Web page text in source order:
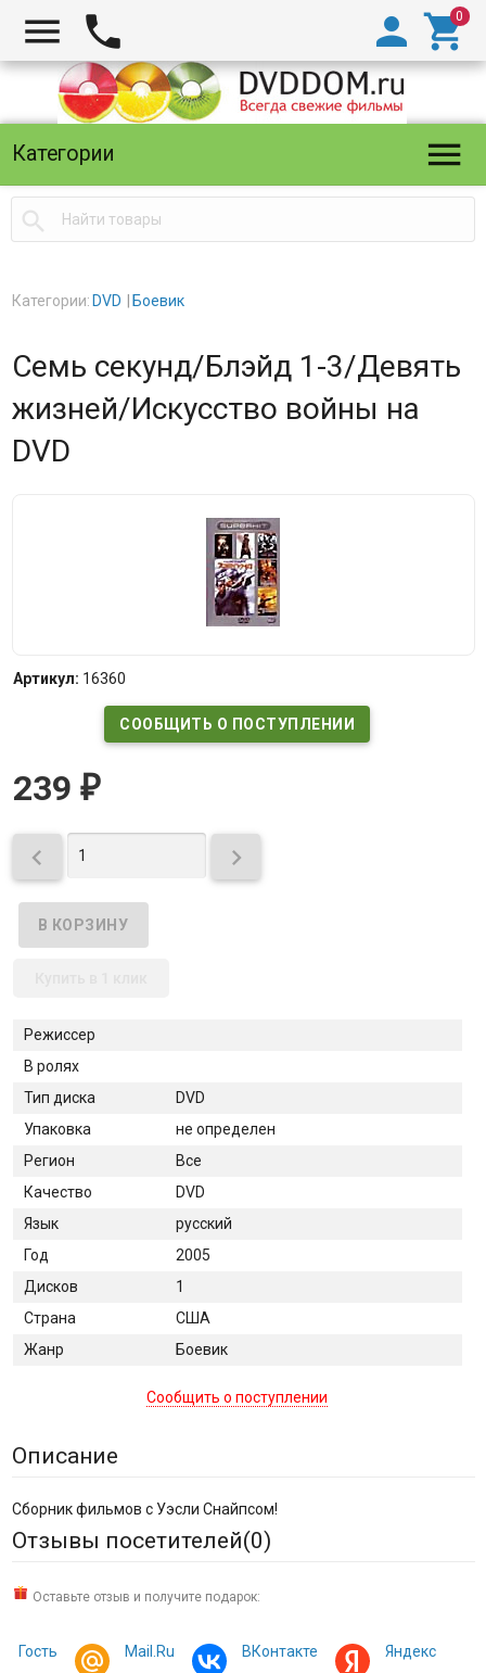
  

Категории 

Категории: DVD Боевик
Семь секунд/Блэйд 1-3/Девять
жизней/Искусство войны на
DVD
Артикул: 16360
СООБЩИТЬ О ПОСТУПЛЕНИИ
239 ₽
 
Режиссер
В ролях
Тип диска
DVD
Упаковка
не определен
Регион
Все
Качество
DVD
Язык
русский
Год
2005
Дисков
1
Страна
США
Жанр
Боевик
Сообщить о поступлении
Описание
Сборник фильмов с Уэсли Снайпсом!
Отзывы посетителей(0)
Оставьте отзыв и получите подарок:
Гость Mail.Ru ВКонтакте Яндекс